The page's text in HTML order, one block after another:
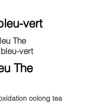
vert
The
vert
The
oolong tea